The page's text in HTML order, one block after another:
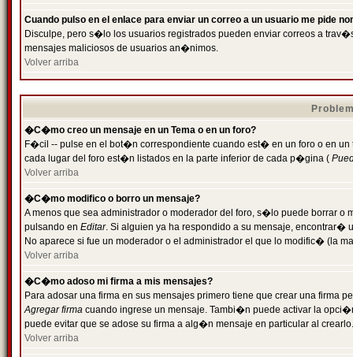
Cuando pulso en el enlace para enviar un correo a un usuario me pide
Disculpe, pero s�lo los usuarios registrados pueden enviar correos a
mensajes maliciosos de usuarios an�nimos.
Volver arriba
�C�mo creo un mensaje en un Tema o en un foro?
F�cil -- pulse en el bot�n correspondiente cuando est� en un foro o en
cada lugar del foro est�n listados en la parte inferior de cada p�gina (
Volver arriba
�C�mo modifico o borro un mensaje?
A menos que sea administrador o moderador del foro, s�lo puede borrar o
pulsando en Editar. Si alguien ya ha respondido a su mensaje, encontrar�
No aparece si fue un moderador o el administrador el que lo modific� (la
Volver arriba
�C�mo adoso mi firma a mis mensajes?
Para adosar una firma en sus mensajes primero tiene que crear una firma
Agregar firma cuando ingrese un mensaje. Tambi�n puede activar la
puede evitar que se adose su firma a alg�n mensaje en particular al crearlo.
Volver arriba